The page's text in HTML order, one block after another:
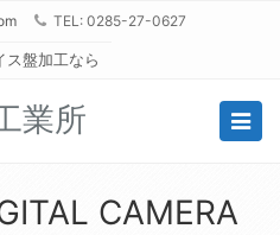
TEL: 0285-27-0627
ス盤加工なら
業所
CAMERA